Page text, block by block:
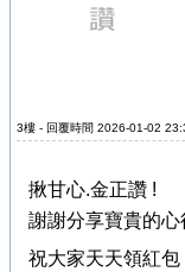
3樓 - 回覆時間 2026-01-02
揪甘心.金正讚 !
謝謝分享寶貴的心
祝大家天天領紅包